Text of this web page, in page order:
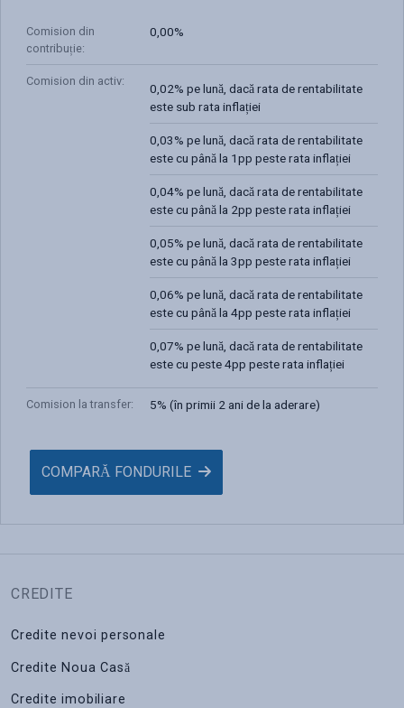
Comision din
contribuție:
0,00%
Comision din activ:
0,02% pe lună, dacă rata de rentabilitate
este sub rata inflației
0,03% pe lună, dacă rata de rentabilitate
este cu până la 1pp peste rata inflației
0,04% pe lună, dacă rata de rentabilitate
este cu până la 2pp peste rata inflației
0,05% pe lună, dacă rata de rentabilitate
este cu până la 3pp peste rata inflației
0,06% pe lună, dacă rata de rentabilitate
este cu până la 4pp peste rata inflației
0,07% pe lună, dacă rata de rentabilitate
este cu peste 4pp peste rata inflației
Comision la transfer: 5% (în primii 2 ani de la aderare)
COMPARĂ FONDURILE
CREDITE
Credite nevoi personale
Credite Noua Casă
Credite imobiliare